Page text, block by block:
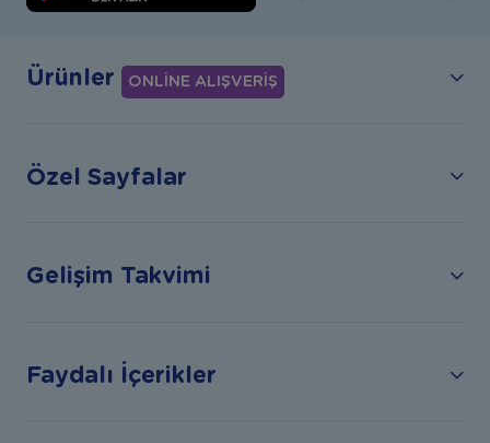
Ürünler ONLİNE ALIŞVERİŞ
Özel Sayfalar
Gelişim Takvimi
Faydalı İçerikler